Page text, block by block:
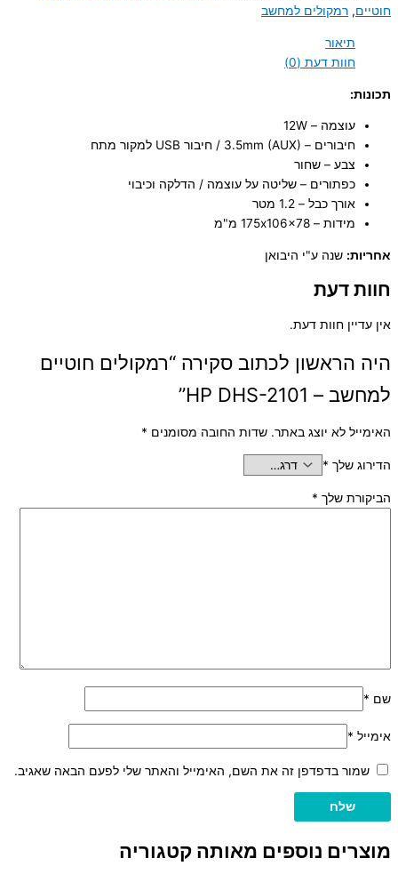
חוטיים, רמקולים למחשב
תיאור
חוות דעת (0)
תכונות:
עוצמה – 12W
חיבורים – 3.5mm (AUX) / חיבור USB למקור מתח
צבע – שחור
כפתורים – שליטה על עוצמה / הדלקה וכיבוי
אורך כבל – 1.2 מטר
מידות – 175x106x78 מ"מ
אחריות: שנה ע"י היבואן
חוות דעת
אין עדיין חוות דעת.
היה הראשון לכתוב סקירה “רמקולים חוטיים
למחשב – HP DHS-2101”
האימייל לא יוצג באתר. שדות החובה מסומנים *
הדירוג שלך *
הביקורת שלך *
שם *
אימייל *
שמור בדפדפן זה את השם, האימייל והאתר שלי לפעם הבאה שאגיב.
מוצרים נוספים מאותה קטגוריה